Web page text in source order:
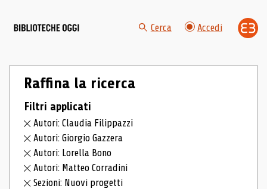
Cerca Accedi
Raffina la ricerca
Filtri applicati
Autori: Claudia Filippazzi
Autori: Giorgio Gazzera
Autori: Lorella Bono
Autori: Matteo Corradini
Sezioni: Nuovi progetti